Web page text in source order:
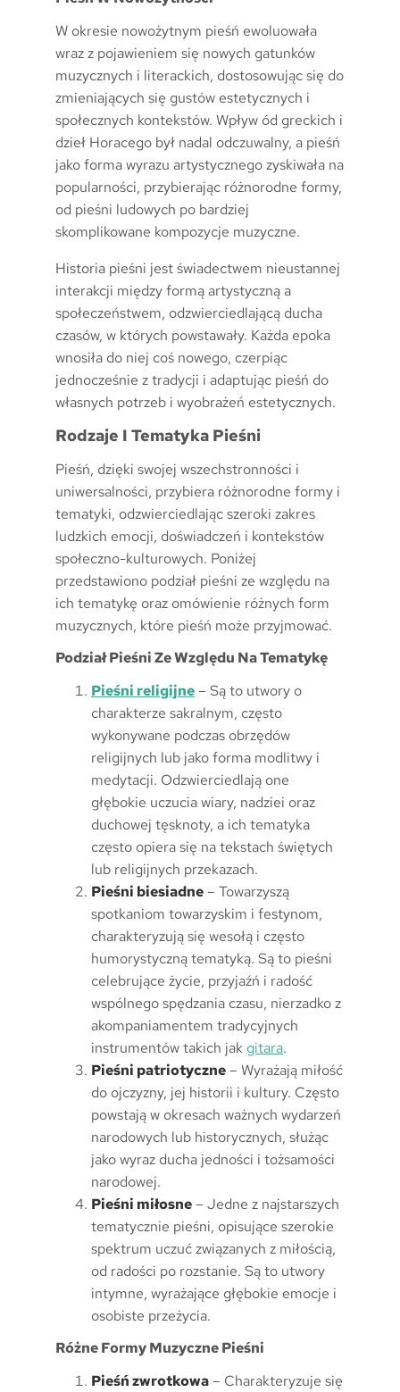
W okresie nowożytnym pieśń ewoluowała
wraz z pojawieniem się nowych gatunków
muzycznych i literackich, dostosowując się do
zmieniających się gustów estetycznych i
społecznych kontekstów. Wpływ ód greckich i
dzieł Horacego był nadal odczuwalny, a pieśń
jako forma wyrazu artystycznego zyskiwała na
popularności, przybierając różnorodne formy,
od pieśni ludowych po bardziej
skomplikowane kompozycje muzyczne.
Historia pieśni jest świadectwem nieustannej
interakcji między formą artystyczną a
społeczeństwem, odzwierciedlającą ducha
czasów, w których powstawały. Każda epoka
wnosiła do niej coś nowego, czerpiąc
jednocześnie z tradycji i adaptując pieśń do
własnych potrzeb i wyobrażeń estetycznych.
Rodzaje I Tematyka Pieśni
Pieśń, dzięki swojej wszechstronności i
uniwersalności, przybiera różnorodne formy i
tematyki, odzwierciedlając szeroki zakres
ludzkich emocji, doświadczeń i kontekstów
społeczno-kulturowych. Poniżej
przedstawiono podział pieśni ze względu na
ich tematykę oraz omówienie różnych form
muzycznych, które pieśń może przyjmować.
Podział Pieśni Ze Względu Na Tematykę
Pieśni religijne – Są to utwory o
charakterze sakralnym, często
wykonywane podczas obrzędów
religijnych lub jako forma modlitwy i
medytacji. Odzwierciedlają one
głębokie uczucia wiary, nadziei oraz
duchowej tęsknoty, a ich tematyka
często opiera się na tekstach świętych
lub religijnych przekazach.
Pieśni biesiadne – Towarzyszą
spotkaniom towarzyskim i festynom,
charakteryzują się wesołą i często
humorystyczną tematyką. Są to pieśni
celebrujące życie, przyjaźń i radość
wspólnego spędzania czasu, nierzadko z
akompaniamentem tradycyjnych
instrumentów takich jak gitara.
Pieśni patriotyczne – Wyrażają miłość
do ojczyzny, jej historii i kultury. Często
powstają w okresach ważnych wydarzeń
narodowych lub historycznych, służąc
jako wyraz ducha jedności i tożsamości
narodowej.
Pieśni miłosne – Jedne z najstarszych
tematycznie pieśni, opisujące szerokie
spektrum uczuć związanych z miłością,
od radości po rozstanie. Są to utwory
intymne, wyrażające głębokie emocje i
osobiste przeżycia.
Różne Formy Muzyczne Pieśni
Pieśń zwrotkowa – Charakteryzuje się